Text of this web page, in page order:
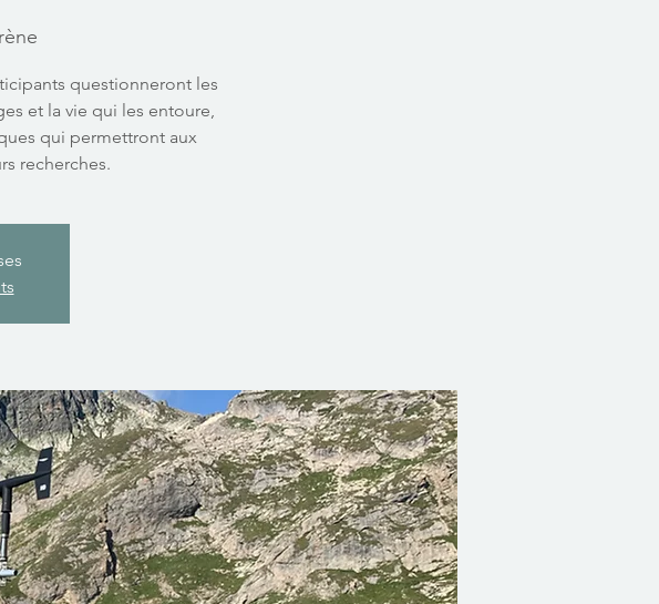
questionneront les
et la vie qui les entoure,
qui permettront aux
recherches.